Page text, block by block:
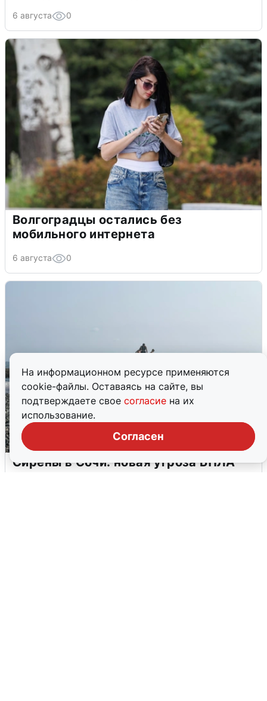
На информационном ресурсе применяются
cookie-файлы. Оставаясь на сайте, вы
подтверждаете свое согласие на их
использование.
Согласен
6 августа 0
Волгоградцы остались без
мобильного интернета
6 августа 0
Сирены в Сочи: новая угроза БПЛА